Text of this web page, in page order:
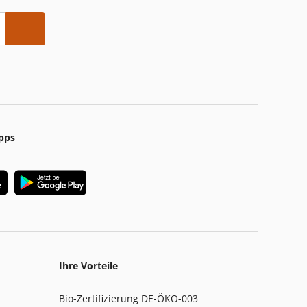
Ihre Vorteile
Bio-Zertifizierung DE-ÖKO-003